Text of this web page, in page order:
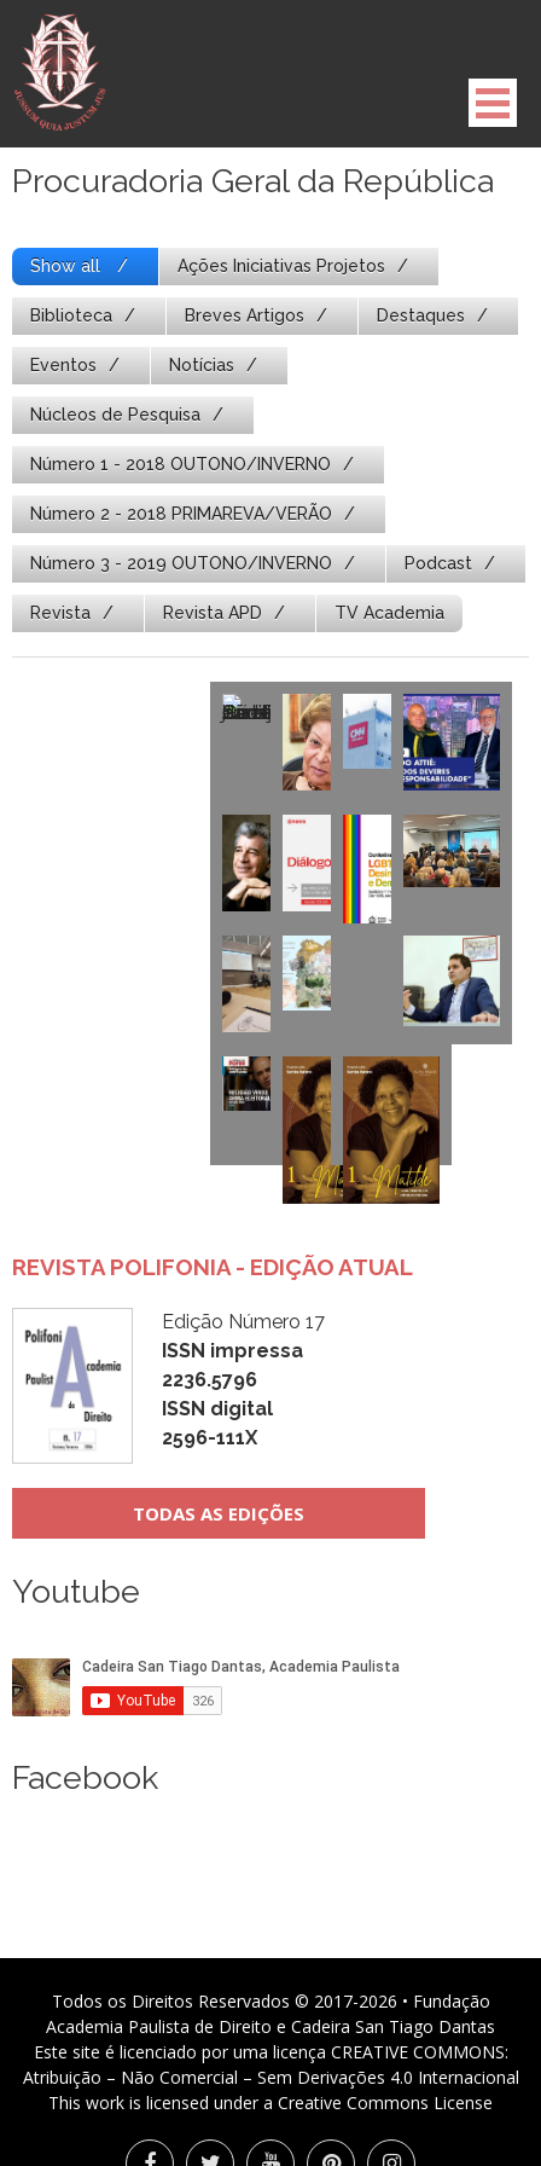
para
conteúdo
Procuradoria Geral da República
Show all Ações Iniciativas Projetos
Biblioteca Breves Artigos Destaques
Eventos Notícias
Núcleos de Pesquisa
Número 1 - 2018 OUTONO/INVERNO
Número 2 - 2018 PRIMAREVA/VERÃO
Número 3 - 2019 OUTONO/INVERNO Podcast
Revista Revista APD TV Academia
REVISTA POLIFONIA - EDIÇÃO ATUAL
Edição Número 17
ISSN impressa
2236.5796
ISSN digital
2596-111X
TODAS AS EDIÇÕES
Youtube
Facebook
Todos os Direitos Reservados © 2017-2026 • Fundação
Academia Paulista de Direito e Cadeira San Tiago Dantas
Este site é licenciado por uma licença CREATIVE COMMONS:
Atribuição – Não Comercial – Sem Derivações 4.0 Internacional
This work is licensed under a Creative Commons License